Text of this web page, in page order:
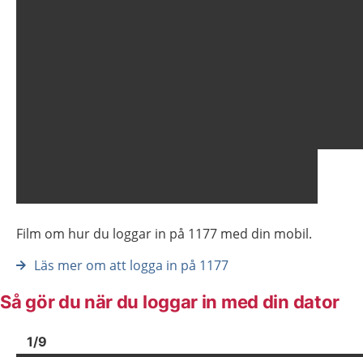
Film om hur du loggar in på 1177 med din mobil.
Läs mer om att logga in på 1177
Så gör du när du loggar in med din dator
Bild1
1/9